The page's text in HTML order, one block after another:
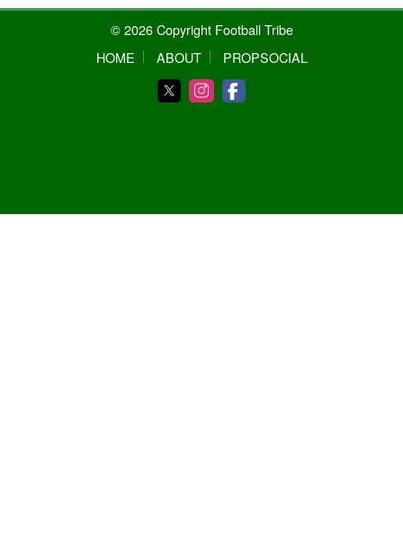
© 2026 Copyright Football Tribe
HOME
ABOUT PROPSOCIAL